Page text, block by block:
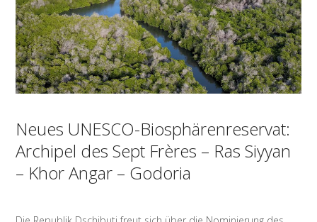
Neues UNESCO-Biosphärenreservat:
Archipel des Sept Frères – Ras Siyyan
– Khor Angar – Godoria